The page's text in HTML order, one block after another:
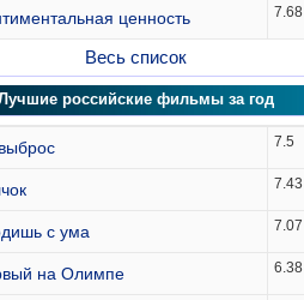
ценность 7.68
Весь список
российские фильмы за год
7.5
7.43
с ума 7.07
на Олимпе 6.38